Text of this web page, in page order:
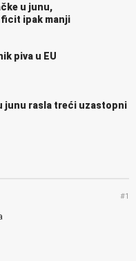
u junu,
ipak manji
piva u EU
junu rasla treći uzastopni
#1